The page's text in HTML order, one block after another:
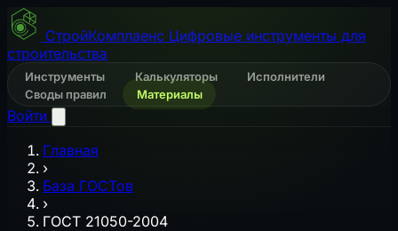
СтройКомплаенс Цифровые инструменты для
строительства
Инструменты Калькуляторы
Исполнители
Своды правил
Материалы
Войти
Главная
›
База ГОСТов
›
ГОСТ 21050-2004